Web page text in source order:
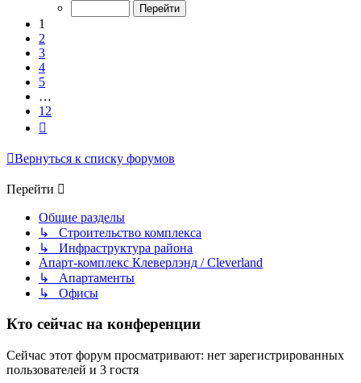
1
2
3
4
5
…
12
Вернуться к списку форумов
Перейти
Общие разделы
↳ Строительство комплекса
↳ Инфраструктура района
Апарт-комплекс Клеверлэнд / Cleverland
↳ Апартаменты
↳ Офисы
Кто сейчас на конференции
Сейчас этот форум просматривают: нет зарегистрированных
пользователей и 3 гостя